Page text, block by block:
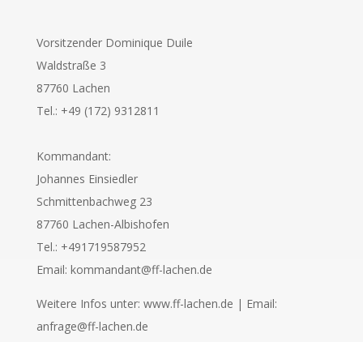
Vorsitzender Dominique Duile
Waldstraße 3
87760 Lachen
Tel.: +49 (172) 9312811
Kommandant:
Johannes Einsiedler
Schmittenbachweg 23
87760 Lachen-Albishofen
Tel.: +491719587952
Email: kommandant@ff-lachen.de
Weitere Infos unter: www.ff-lachen.de | Email:
anfrage@ff-lachen.de